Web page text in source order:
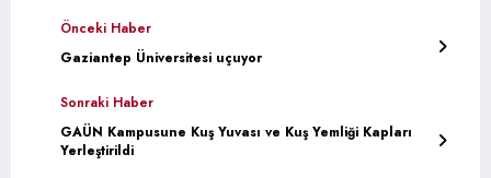
Önceki Haber
Gaziantep Üniversitesi uçuyor
Sonraki Haber
GAÜN Kampusune Kuş Yuvası ve Kuş Yemliği Kapları
Yerleştirildi